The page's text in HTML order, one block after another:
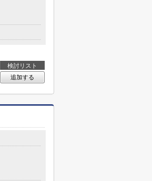
検討リスト
追加する